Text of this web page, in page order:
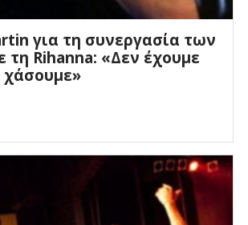
για τη συνεργασία των
τη Rihanna: «Δεν έχουμε
χάσουμε»